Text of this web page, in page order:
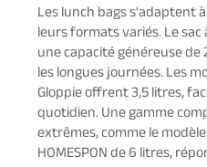
Les lunch bags s'adaptent
leurs formats variés. Le
une capacité généreuse
les longues journées. Les
Gloppie offrent 3,5 litres,
quotidien. Une gamme
extrêmes, comme le
HOMESPON de 6 litres,